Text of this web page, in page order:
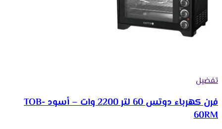
تفضيل
فرن كهرباء دوتس 60 لتر 2200 وات – أسود TOB-
60RM